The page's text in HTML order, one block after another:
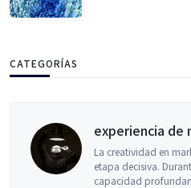
CATEGORÍAS
de marca
en marketing está entrando en una
Durante años, se entendió como una
profundamente humana, vinculada a la